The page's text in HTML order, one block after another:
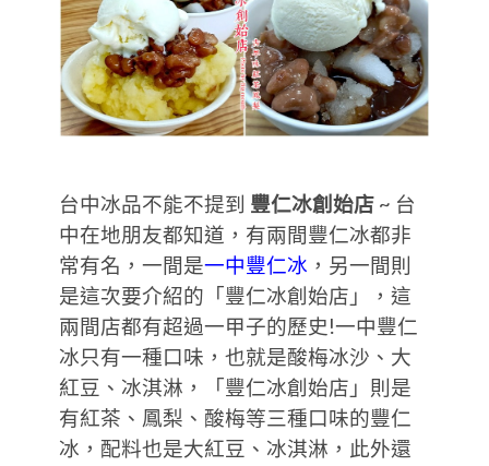
台中冰品不能不提到 豐仁冰創始店 ~ 台
中在地朋友都知道，有兩間豐仁冰都非
常有名，一間是一中豐仁冰 ，另一間則
是這次要介紹的「豐仁冰創始店」，這
兩間店都有超過一甲子的歷史!一中豐仁
冰只有一種口味，也就是酸梅冰沙、大
紅豆、冰淇淋，「豐仁冰創始店」則是
有紅茶、鳳梨、酸梅等三種口味的豐仁
冰，配料也是大紅豆、冰淇淋，此外還